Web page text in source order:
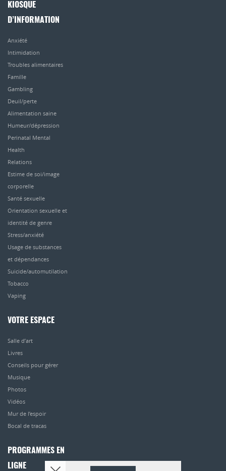
KIOSQUE
D’INFORMATION
Anxiété
Intimidation
Troubles alimentaires
Famille
Gambling
Deuil/perte
Alimentation saine
Humeur/dépression
Perinatal Mental
Health
Relations
Estime de soi/image
corporelle
Santé sexuelle
Orientation sexuelle et
identité de genre
Stress/anxiété
Usage de substances
et dépendances
Suicide/automutilation
Tobacco
Vaping
VOTRE ESPACE
Salle d’art
Livres
Conseils pour gérer
Musique
Photos
Vidéos
Mur de l’espoir
Bocal de tracas
PROGRAMMES EN
LIGNE